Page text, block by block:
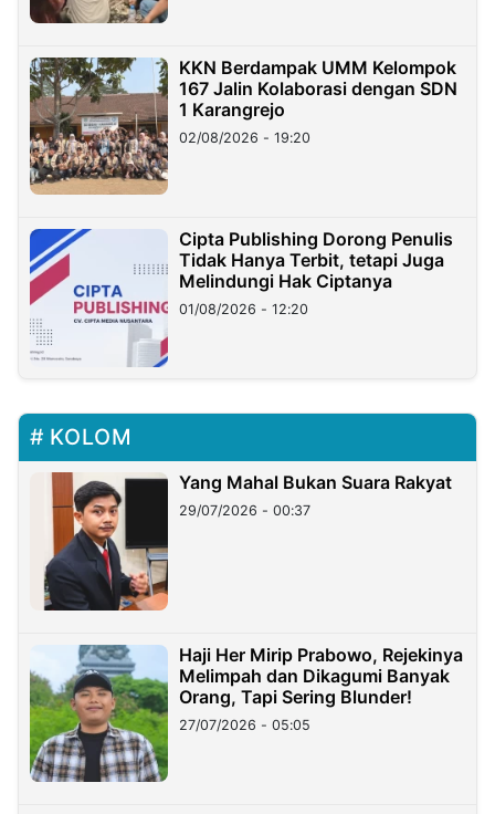
KKN Berdampak UMM Kelompok
167 Jalin Kolaborasi dengan SDN
1 Karangrejo
02/08/2026 - 19:20
Cipta Publishing Dorong Penulis
Tidak Hanya Terbit, tetapi Juga
Melindungi Hak Ciptanya
01/08/2026 - 12:20
KOLOM
Yang Mahal Bukan Suara Rakyat
29/07/2026 - 00:37
Haji Her Mirip Prabowo, Rejekinya
Melimpah dan Dikagumi Banyak
Orang, Tapi Sering Blunder!
27/07/2026 - 05:05